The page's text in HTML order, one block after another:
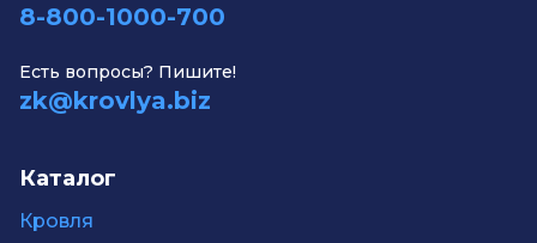
8-800-1000-700
Есть вопросы? Пишите!
zk@krovlya.biz
Каталог
Кровля